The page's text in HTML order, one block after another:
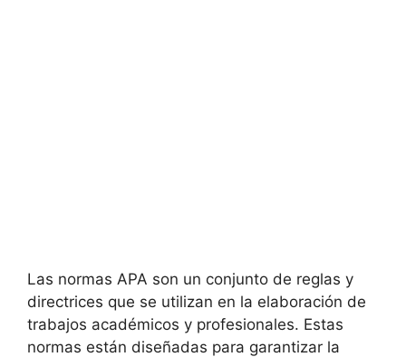
Las normas APA son un conjunto de reglas y
directrices que se utilizan en la elaboración de
trabajos académicos y profesionales. Estas
normas están diseñadas para garantizar la